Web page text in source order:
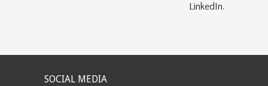
LinkedIn.
SOCIAL MEDIA